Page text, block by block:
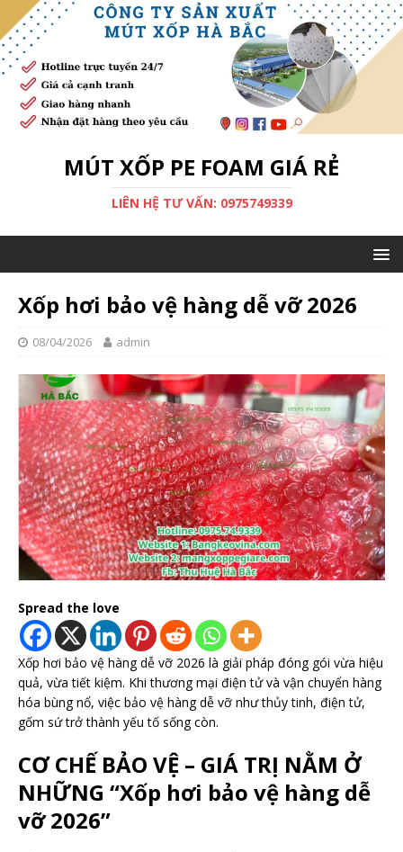
MÚT XỐP PE FOAM GIÁ RẺ
LIÊN HỆ TƯ VẤN: 0975749339
Xốp hơi bảo vệ hàng dễ vỡ 2026
08/04/2026 admin
Spread the love
Xốp hơi bảo vệ hàng dễ vỡ 2026 là giải pháp đóng gói vừa hiệu
quả, vừa tiết kiệm. Khi thương mại điện tử và vận chuyển hàng
hóa bùng nổ, việc bảo vệ hàng dễ vỡ như thủy tinh, điện tử,
gốm sứ trở thành yếu tố sống còn.
CƠ CHẾ BẢO VỆ – GIÁ TRỊ NẰM Ở
NHỮNG “Xốp hơi bảo vệ hàng dễ
vỡ 2026”